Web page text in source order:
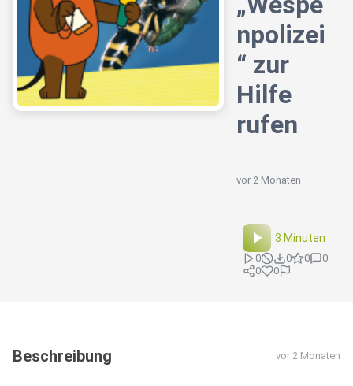
npolizei
“ zur
Hilfe
rufen
vor 2 Monaten
3 Minuten
0 0 0
0
0
0
Beschreibung vor 2 Monaten